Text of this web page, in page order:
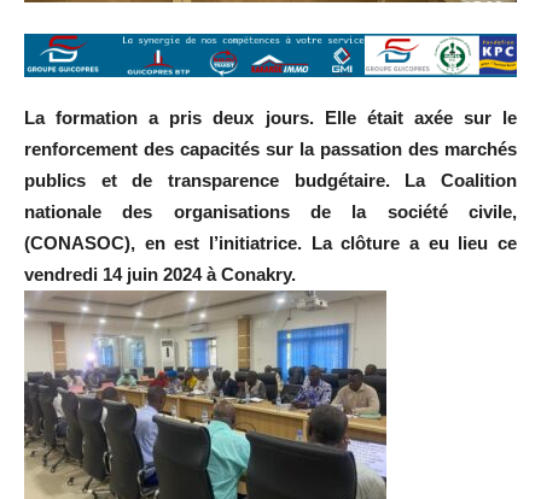
La formation a pris deux jours. Elle était axée sur le
renforcement des capacités sur la passation des marchés
publics et de transparence budgétaire. La Coalition
nationale des organisations de la société civile,
(CONASOC), en est l’initiatrice. La clôture a eu lieu ce
vendredi 14 juin 2024 à Conakry.